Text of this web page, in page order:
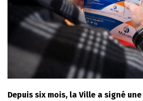
Depuis six mois, la Ville a signé